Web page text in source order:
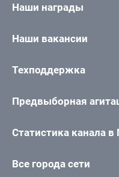
Наши награды
Наши вакансии
Техподдержка
Предвыборная
Статистика канала в
Все города сети